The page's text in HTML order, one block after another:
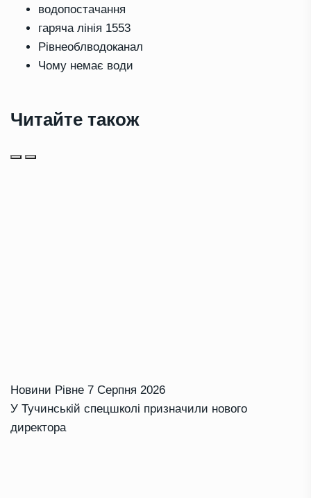
водопостачання
гаряча лінія 1553
Рівнеоблводоканал
Чому немає води
Читайте також
Новини Рівне 7 Серпня 2026
У Тучинській спецшколі призначили нового
директора